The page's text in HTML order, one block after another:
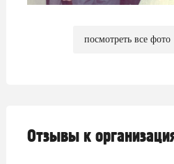
посмотреть все фото
Отзывы к